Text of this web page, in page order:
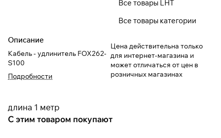
Описание
Кабель - удлинитель FOX262-
S100
Подробности
Все товары LHT
Все товары категории
Цена действительна только
для интернет-магазина и
может отличаться от цен в
розничных магазинах
длина 1 метр
С этим товаром покупают